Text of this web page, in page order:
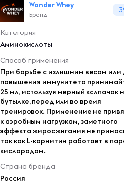
Wonder Whey
Бренд
Категория
Аминокислоты
Способ применения
При борьбе с излишним весом или
повышения иммунитета
25 мл, используя мерный колпачок
бутылке, перед или во время
тренировок. Применение не
к аэробным нагрузкам, заметного
эффекта жиросжигания не
так как L-карнитин работает в
кислородом.
Страна бренда
Россия